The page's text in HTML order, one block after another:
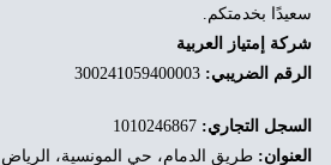
سعيدًا بخدمتكم.
شركة إمتياز العربية
الرقم الضريبي:
السجل التجاري:
العنوان: